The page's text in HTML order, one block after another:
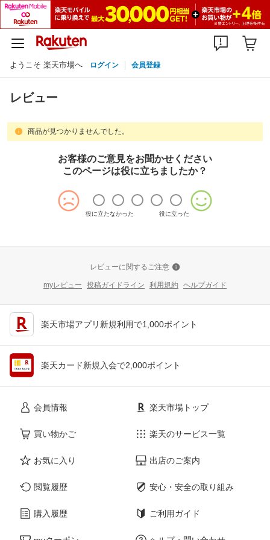
ようこそ 楽天市場へ ログイン 会員登録
レビュー
商品が見つかりませんでした。
お客様のご意見をお聞かせください
このページは役に立ちましたか？
役に立たなかった 役に立った
レビューに関するご注意
myレビュー 投稿ガイドライン 利用規約 ヘルプガイド
楽天市場アプリ新規利用で1,000ポイント
楽天カード新規入会で2,000ポイント
会員情報
買い物かご
お気に入り
閲覧履歴
購入履歴
楽天市場トップ
楽天のサービス一覧
出店のご案内
安心・安全の取り組み
ご利用ガイド